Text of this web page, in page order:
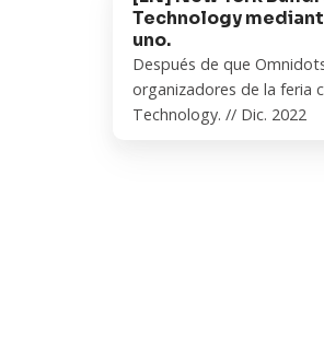
relación
con
Wang
Technology
mediante
Technology
uno.
Después de que
organizadores de la feria
Technology. // Dic. 2022
New
York
Build:
Omnidots
North